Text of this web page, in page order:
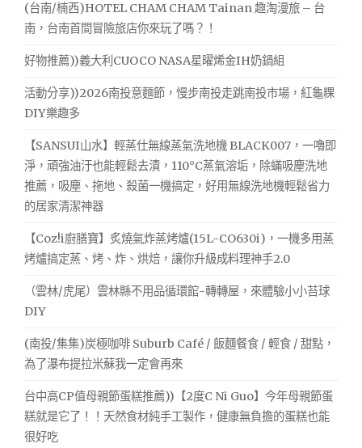
(台南/楠西)HOTEL CHAM CHAM Tainan 趣淘漫旅 – 台
南，台南首間冒險旅店你來玩了嗎？！
好物推薦))義大利CUOCO NASA星曜烯金IH奶鍋組
活動分享))2026南投意麵節，慢步南投走跳南投市場，紅龜粿
DIY樂趣多
【SANSUI山水】輕蒸仕無線蒸氣洗地機 BLACK007，一嚕即
淨，頑強油汙也能輕鬆去漬，110°C蒸氣溶垢，除蟎吸塵洗地
推薦，吸塵、拖地、殺菌一機搞定，好用無線洗地機輕鬆省力
的居家清潔神器
【Coz!i廚膳寶】炙燒氣炸蒸烤爐(15L-CO630i)，一機多用蒸
烤爐搞定蒸、烤、炸、烘焙，讓你升級成料理神手2.0
（雲林/虎尾）雲林縣不用品循環館-轉轉屋，來體驗小小苔球
DIY
(南投/集集)炭極咖啡 Suburb Café / 飯麵餐食 / 輕食 / 甜點，
為了瀑布提拉米蘇我一定會再來
台中高CP值母親節蛋糕推薦))【2度C Ni Guo】今年母親節蛋
糕就是它了！！天然食材純手工製作，健康無負擔的蛋糕也能
很好吃